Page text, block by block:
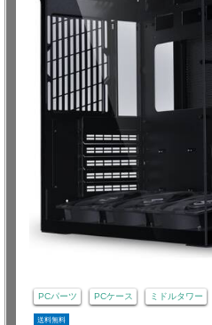
PCパーツ PCケース ミドルタワー
送料無料